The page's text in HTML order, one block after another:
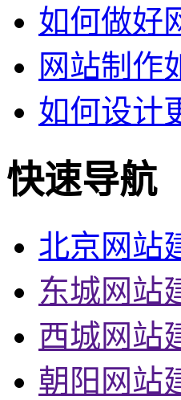
如何做好
网站制作
如何设计
快速导航
北京网站
东城网站
西城网站
朝阳网站